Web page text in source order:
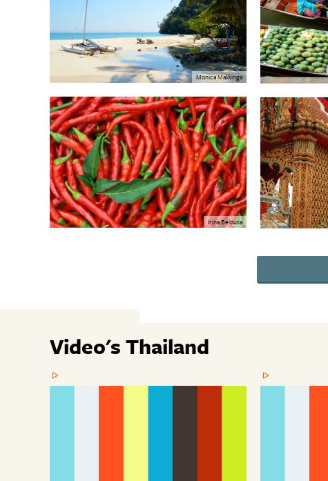
Monica Makkinga
Irina Belousa
Video's Thailand